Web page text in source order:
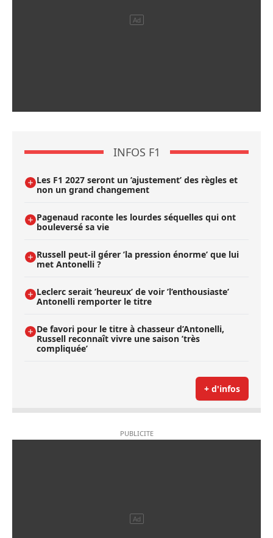
INFOS F1
Les F1 2027 seront un ’ajustement’ des règles et
non un grand changement
Pagenaud raconte les lourdes séquelles qui ont
bouleversé sa vie
Russell peut-il gérer ’la pression énorme’ que lui
met Antonelli ?
Leclerc serait ’heureux’ de voir ’l’enthousiaste’
Antonelli remporter le titre
De favori pour le titre à chasseur d’Antonelli,
Russell reconnaît vivre une saison ’très
compliquée’
+ d'infos